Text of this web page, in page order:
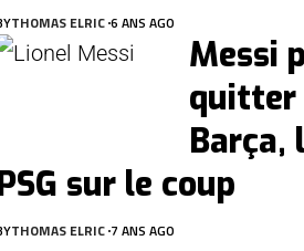
THOMAS ELRIC 6 ANS AGO
Messi
quitter
Barça,
sur le coup
THOMAS ELRIC 7 ANS AGO